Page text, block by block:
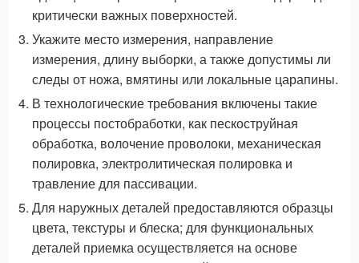
критически важных поверхностей.
Укажите место измерения, направление
измерения, длину выборки, а также допустимы ли
следы от ножа, вмятины или локальные царапины.
В технологические требования включены такие
процессы постобработки, как пескоструйная
обработка, волочение проволоки, механическая
полировка, электролитическая полировка и
травление для пассивации.
Для наружных деталей предоставляются образцы
цвета, текстуры и блеска; для функциональных
деталей приемка осуществляется на основе